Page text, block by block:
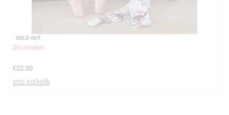
SOLD OUT
Σετ ελαφίνα
€22.00
στο καλαθι